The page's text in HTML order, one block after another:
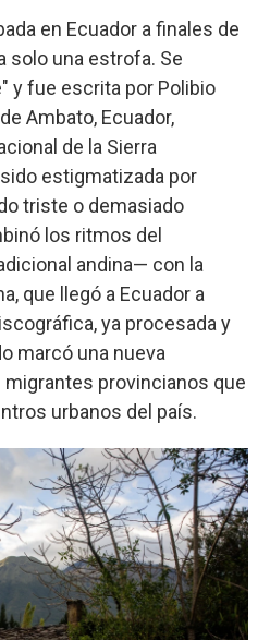
en Ecuador a finales de
solo una estrofa. Se
y fue escrita por Polibio
Ambato, Ecuador,
de la Sierra
estigmatizada por
triste o demasiado
los ritmos del
andina— con la
que llegó a Ecuador a
ya procesada y
marcó una nueva
provincianos que
urbanos del país.